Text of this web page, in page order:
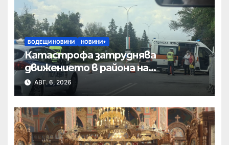
ВОДЕЩИ НОВИНИ НОВИНИ+
Катастрофа затруднява
движението в района на
Хиподрума
АВГ. 6, 2026